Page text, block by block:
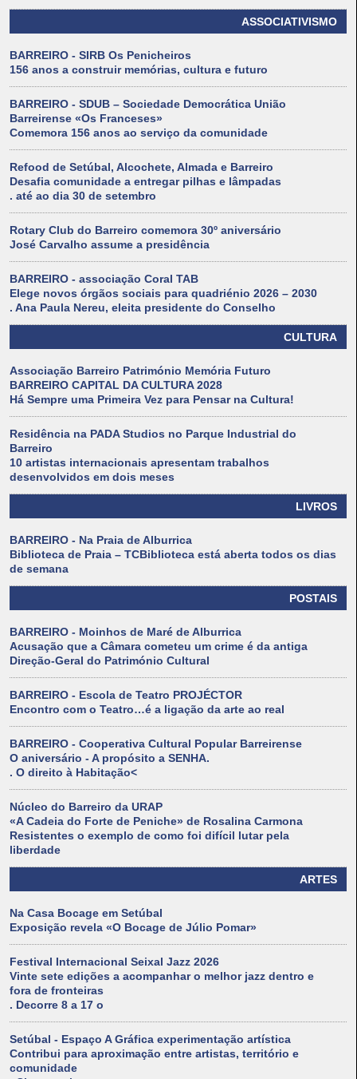
ASSOCIATIVISMO
BARREIRO - SIRB Os Penicheiros
156 anos a construir memórias, cultura e futuro
BARREIRO - SDUB – Sociedade Democrática União
Barreirense «Os Franceses»
Comemora 156 anos ao serviço da comunidade
Refood de Setúbal, Alcochete, Almada e Barreiro
Desafia comunidade a entregar pilhas e lâmpadas
. até ao dia 30 de setembro
Rotary Club do Barreiro comemora 30º aniversário
José Carvalho assume a presidência
BARREIRO - associação Coral TAB
Elege novos órgãos sociais para quadriénio 2026 – 2030
. Ana Paula Nereu, eleita presidente do Conselho
CULTURA
Associação Barreiro Património Memória Futuro
BARREIRO CAPITAL DA CULTURA 2028
Há Sempre uma Primeira Vez para Pensar na Cultura!
Residência na PADA Studios no Parque Industrial do
Barreiro
10 artistas internacionais apresentam trabalhos
desenvolvidos em dois meses
LIVROS
BARREIRO - Na Praia de Alburrica
Biblioteca de Praia – TCBiblioteca está aberta todos os dias
de semana
POSTAIS
BARREIRO - Moinhos de Maré de Alburrica
Acusação que a Câmara cometeu um crime é da antiga
Direção-Geral do Património Cultural
BARREIRO - Escola de Teatro PROJÉCTOR
Encontro com o Teatro…é a ligação da arte ao real
BARREIRO - Cooperativa Cultural Popular Barreirense
O aniversário - A propósito a SENHA.
. O direito à Habitação<
Núcleo do Barreiro da URAP
«A Cadeia do Forte de Peniche» de Rosalina Carmona
Resistentes o exemplo de como foi difícil lutar pela
liberdade
ARTES
Na Casa Bocage em Setúbal
Exposição revela «O Bocage de Júlio Pomar»
Festival Internacional Seixal Jazz 2026
Vinte sete edições a acompanhar o melhor jazz dentro e
fora de fronteiras
. Decorre 8 a 17 o
Setúbal - Espaço A Gráfica experimentação artística
Contribui para aproximação entre artistas, território e
comunidade